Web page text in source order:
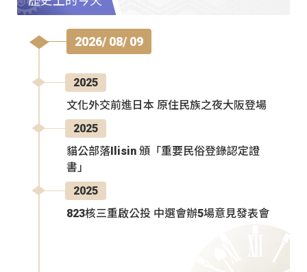
2026/ 08/ 09
2025
文化外交前進日本 原住民族之夜大阪登場
2025
貓公部落Ilisin 頒「重要民俗登錄認定證
書」
2025
823核三重啟公投 中選會辦5場意見發表會